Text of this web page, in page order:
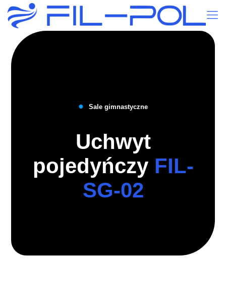
● Sale gimnastyczne
Uchwyt
pojedyńczy FIL-
SG-02